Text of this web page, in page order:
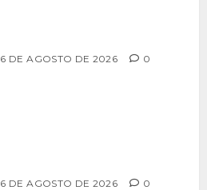
6 DE AGOSTO DE 2026 0
6 DE AGOSTO DE 2026 0